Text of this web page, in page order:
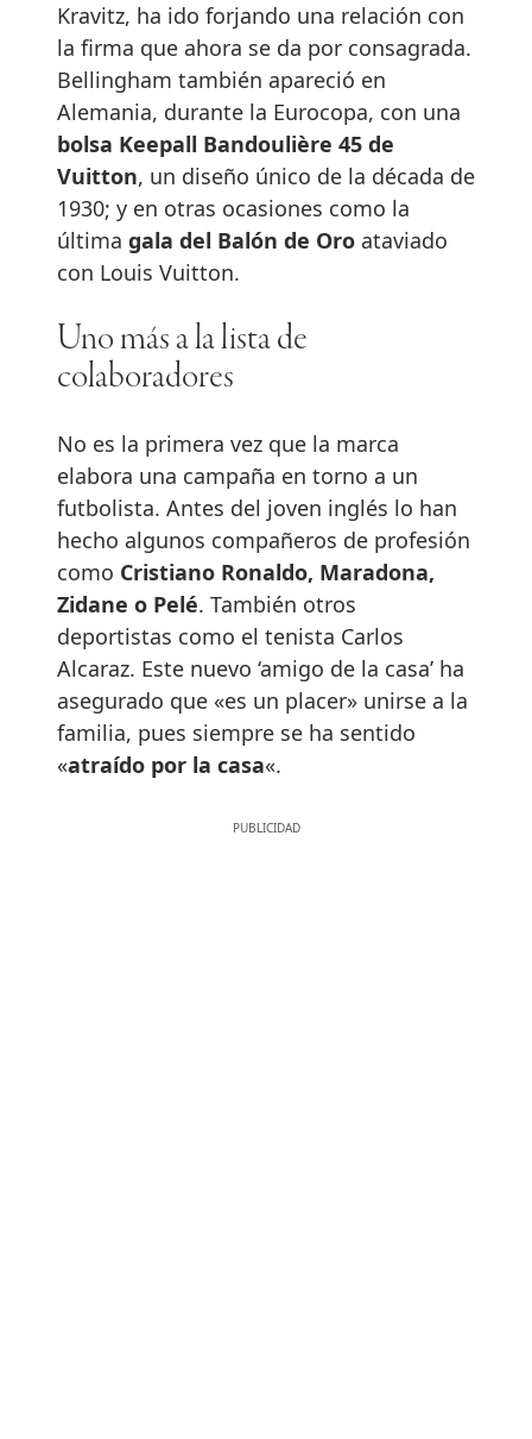
Kravitz, ha ido forjando una relación con
la firma que ahora se da por consagrada.
Bellingham también apareció en
Alemania, durante la Eurocopa, con una
bolsa Keepall Bandoulière 45 de
Vuitton, un diseño único de la década de
1930; y en otras ocasiones como la
última gala del Balón de Oro ataviado
con Louis Vuitton.
Uno más a la lista de
colaboradores
No es la primera vez que la marca
elabora una campaña en torno a un
futbolista. Antes del joven inglés lo han
hecho algunos compañeros de profesión
como Cristiano Ronaldo, Maradona,
Zidane o Pelé. También otros
deportistas como el tenista Carlos
Alcaraz. Este nuevo ‘amigo de la casa’ ha
asegurado que «es un placer» unirse a la
familia, pues siempre se ha sentido
«atraído por la casa«.